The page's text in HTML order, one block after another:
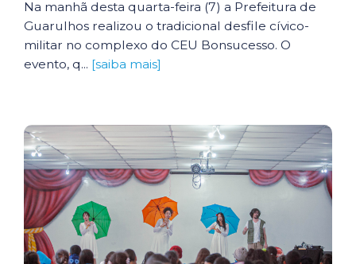
Na manhã desta quarta-feira (7) a Prefeitura de
Guarulhos realizou o tradicional desfile cívico-
militar no complexo do CEU Bonsucesso. O
evento, q... [saiba mais]